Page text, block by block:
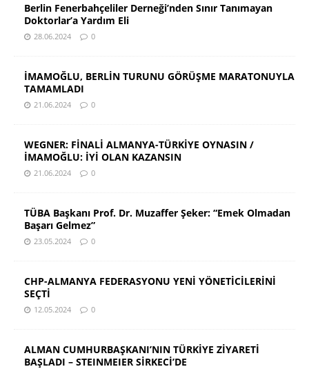
Berlin Fenerbahçeliler Derneği’nden Sınır Tanımayan
Doktorlar’a Yardım Eli
28.06.2024 0
İMAMOĞLU, BERLİN TURUNU GÖRÜŞME MARATONUYLA
TAMAMLADI
21.06.2024 0
WEGNER: FİNALİ ALMANYA-TÜRKİYE OYNASIN /
İMAMOĞLU: İYİ OLAN KAZANSIN
21.06.2024 0
TÜBA Başkanı Prof. Dr. Muzaffer Şeker: “Emek Olmadan
Başarı Gelmez”
23.05.2024 0
CHP-ALMANYA FEDERASYONU YENİ YÖNETİCİLERİNİ
SEÇTİ
12.05.2024 0
ALMAN CUMHURBAŞKANI’NIN TÜRKİYE ZİYARETİ
BAŞLADI – STEINMEIER SİRKECİ’DE